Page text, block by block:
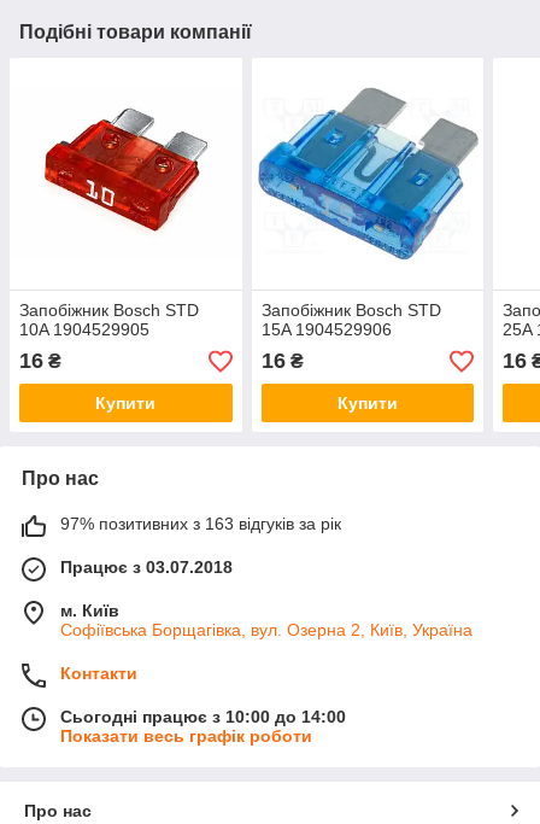
Подібні товари компанії
Запобіжник Bosch STD
10A 1904529905
16 ₴
Купити
Запобіжник Bosch STD
15A 1904529906
16₴
Купити
25A
16
Про нас
97% позитивних з 163 відгуків за рік
Працює з 03.07.2018
м. Київ
Софіївська Борщагівка, вул. Озерна 2, Київ, Україна
Контакти
Сьогодні працює з 10:00 до 14:00
Показати весь графік роботи
Про нас